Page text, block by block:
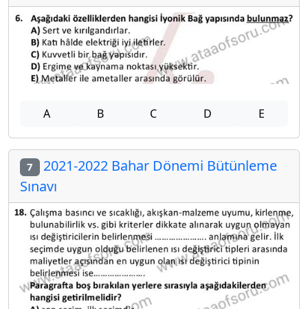
A B C D E
7 2021-2022 Bahar Dönemi Bütünleme
Sınavı